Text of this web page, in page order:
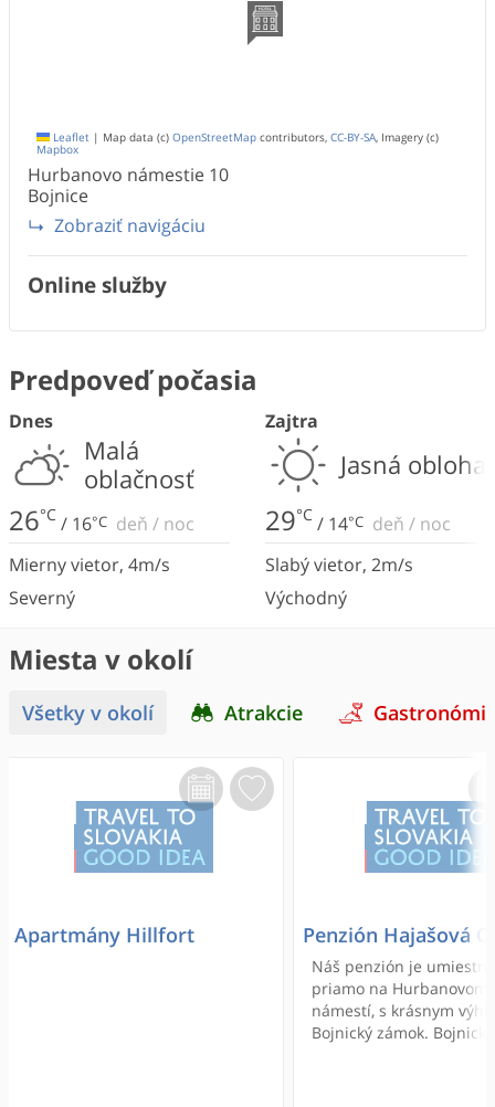
Leaflet | Map data (c) OpenStreetMap contributors, CC-BY-SA, Imagery (c)
Mapbox
Hurbanovo námestie 10
Bojnice
Zobraziť navigáciu
Online služby
Predpoveď počasia
Dnes
Malá
oblačnosť
26°C / 16°C deň / noc
Mierny vietor, 4m/s
Severný
Zajtra
Jasná obloha
29°C / 14°C deň / noc
Slabý vietor, 2m/s
Východný
Miesta v okolí
Všetky v okolí Atrakcie
Apartmány Hillfort Penzión Hajašová
Náš penzión je
priamo na Hurbanovom
námestí, s krásnym
Bojnický zámok.